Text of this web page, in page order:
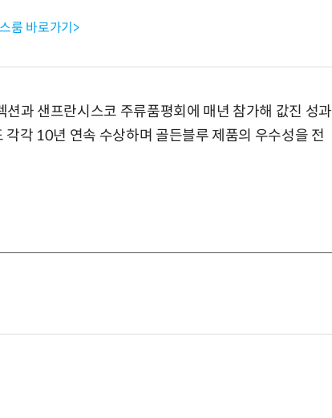
룸 바로가기>
과 샌프란시스코 주류품평회에 매년 참가해 값진 성과
각 10년 연속 수상하며 골든블루 제품의 우수성을 전